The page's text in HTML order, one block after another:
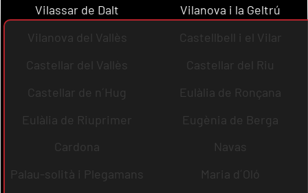
Vilassar de Dalt
Vilanova i la Geltrú
Vilanova del Vallès
Castellbell i el Vilar
Castellar del Vallès
Castellar del Riu
Castellar de n´Hug
Eulàlia de Ronçana
Eulàlia de Riuprimer
Eugènia de Berga
Cardona
Navas
Palau-solità i Plegamans
Maria d´Oló